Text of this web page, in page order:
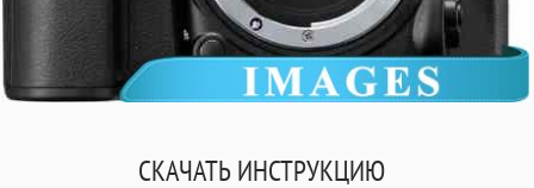
СКАЧАТЬ ИНСТРУКЦИЮ